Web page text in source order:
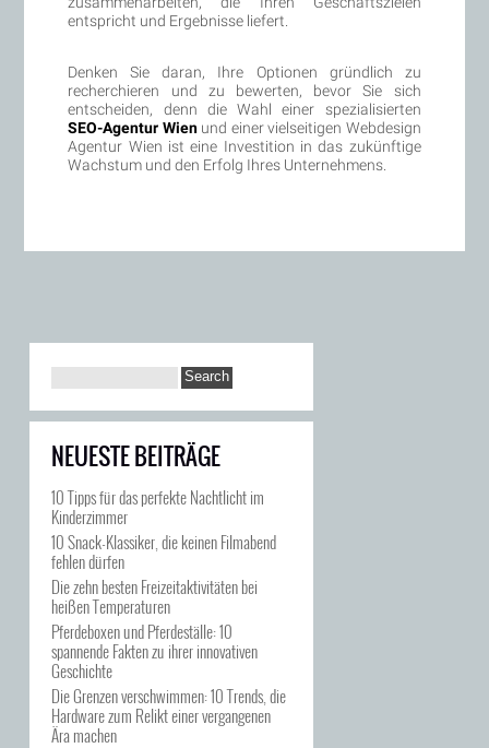
entspricht und Ergebnisse liefert.
Denken Sie daran, Ihre Optionen gründlich zu
recherchieren und zu bewerten, bevor Sie sich
entscheiden, denn die Wahl einer spezialisierten
SEO-Agentur Wienund einer vielseitigen Webdesign
Agentur Wien ist eine Investition in das zukünftige
Wachstum und den Erfolg Ihres Unternehmens.
NEUESTE BEITRÄGE
10 Tipps für das perfekte Nachtlicht im
Kinderzimmer
10 Snack-Klassiker, die keinen Filmabend
fehlen dürfen
Die zehn besten Freizeitaktivitäten bei
heißen Temperaturen
Pferdeboxen und Pferdeställe: 10
spannende Fakten zu ihrer innovativen
Geschichte
Die Grenzen verschwimmen: 10 Trends, die
Hardware zum Relikt einer vergangenen
Ära machen